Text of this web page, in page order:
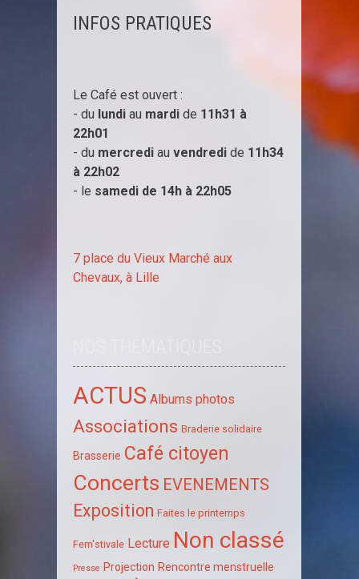
INFOS PRATIQUES
Le Café est ouvert :
- du lundi au mardi de 11h31 à
22h01
- du mercredi au vendredi de 11h34
à 22h02
- le samedi de 14h à 22h05
7 place du Vieux Marché aux
Chevaux, à Lille
ACTUS Albums photos
Associations Braderie solidaire
Brasserie Café citoyen
Concerts EVENEMENTS
Exposition Faites le printemps
Fem'stivale Lecture Non classé
Presse Projection Rencontre menstruelle